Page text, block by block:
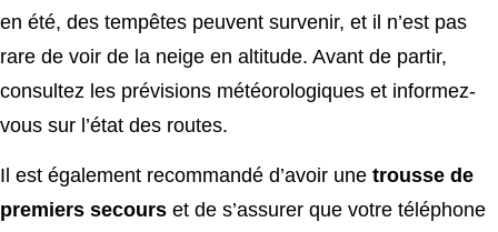
en été, des tempêtes peuvent survenir, et il n’est pas
rare de voir de la neige en altitude. Avant de partir,
consultez les prévisions météorologiques et informez-
vous sur l’état des routes.
Il est également recommandé d’avoir une trousse de
premiers secours et de s’assurer que votre téléphone